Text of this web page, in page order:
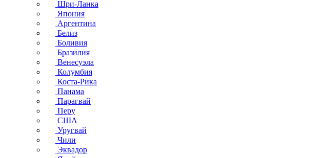
Шри-Ланка
Япония
Аргентина
Белиз
Боливия
Бразилия
Венесуэла
Колумбия
Коста-Рика
Панама
Парагвай
Перу
США
Уругвай
Чили
Эквадор